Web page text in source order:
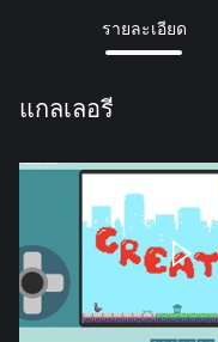
รายละเอียด
แกลเลอรี